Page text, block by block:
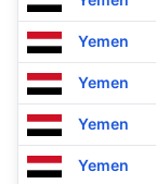
Yemen
Yemen
Yemen
Yemen